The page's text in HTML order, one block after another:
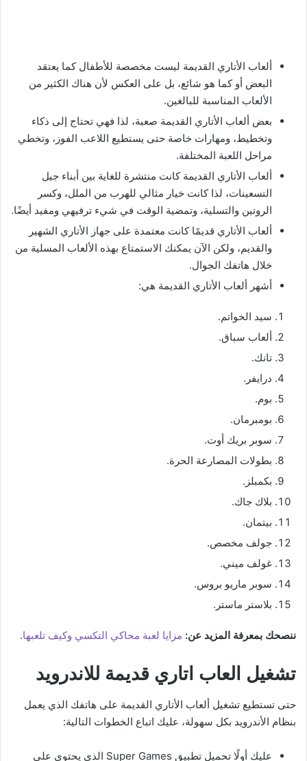
ألعاب الأتاري القديمة ليست مخصصة للأطفال كما يعتقد
البعض أو كما هو شائع، بل على العكس لأن هناك الكثير من
الألعاب المناسبة للبالغين.
بعض ألعاب الأتاري القديمة صعبة، لذا فهي تحتاج إلى ذكاء
وتخطيط، ومهارات خاصة حتى يستطيع اللاعب الفوز، وتخطي
مراحل اللعبة المختلفة.
ألعاب الأتاري القديمة كانت منتشرة للغاية بين أبناء جيل
التسعينات، لذا كانت خيار مثالي للهرب من الملل، وكسر
الروتين والتسلية، وتمضية الوقت في شيء ترفيهي ومفيد أيضًا.
ألعاب الأتاري قديمًا كانت معتمدة على جهاز الأتاري الشهير
والقديم، ولكن الآن يمكنك الاستمتاع بهذه الألعاب المسلية من
خلال هاتفك الجوال.
أشهر ألعاب الأتاري القديمة هي:
سيد الخواتم.
ألعاب سباق.
تانك.
درايفر.
بوم.
بومبرمان.
سوبر بريك أوت.
بطولات المصارعة الحرة.
بكمبلز.
بلاك جاك.
بيتمان.
جولف مخصص.
غولف ميني.
سوبر ماريو بروس.
بلاستر ماستر.
ننصحك بمعرفة المزيد عن: مزايا لعبة محاكي التكسي وكيف تلعبها.
تشغيل العاب اتاري قديمة للاندرويد
حتى تستطيع تشغيل ألعاب الأتاري القديمة على هاتفك الذي يعمل
بنظام الأندرويد بكل سهولة، عليك اتباع الخطوات التالية:
عليك أولًا تحميل تطبيق Super Games الذي يحتوي على